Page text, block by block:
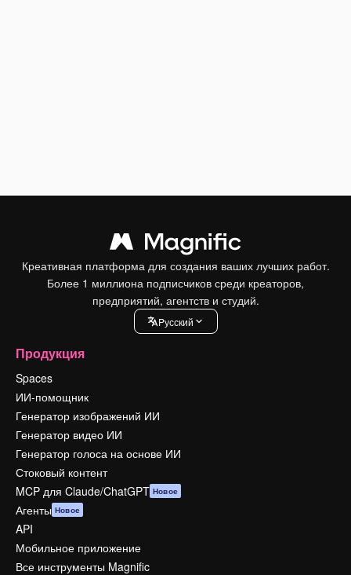
Креативная платформа для создания ваших лучших работ.
Более 1 миллиона подписчиков среди креаторов,
предприятий, агентств и студий.
Pусский
Продукция
Spaces
ИИ-помощник
Генератор изображений ИИ
Генератор видео ИИ
Генератор голоса на основе ИИ
Стоковый контент
MCP для Claude/ChatGPT Новое
Агенты Новое
API
Мобильное приложение
Все инструменты Magnific